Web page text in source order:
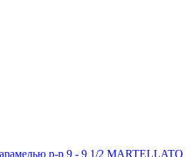
р-р 9 - 9 1/2 MARTELLATO